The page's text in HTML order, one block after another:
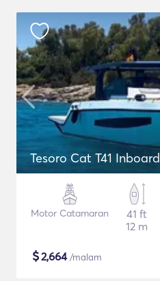
Tesoro Cat T41 Inboard
Motor Catamaran
41 ft
12 m
$2,664/malam